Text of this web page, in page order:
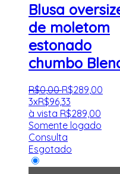
Blusa
de moletom
estonado
chumbo
R$0,00 R$289,00
3xR$96,33
à vista R$289,00
Somente logado
Consulta
Esgotado